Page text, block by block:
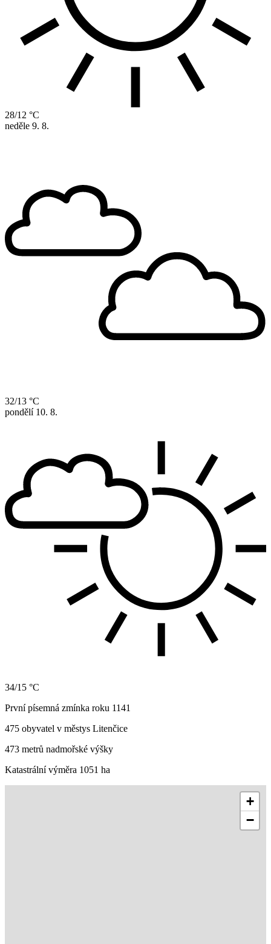
28/12 °C
neděle 9. 8.
32/13 °C
pondělí 10. 8.
34/15 °C
První písemná zmínka roku 1141
475 obyvatel v městys Litenčice
473 metrů nadmořské výšky
Katastrální výměra 1051 ha
+
−